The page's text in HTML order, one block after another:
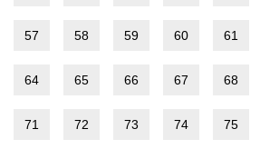
57 58 59 60 61
64 65 66 67 68
71 72 73 74 75